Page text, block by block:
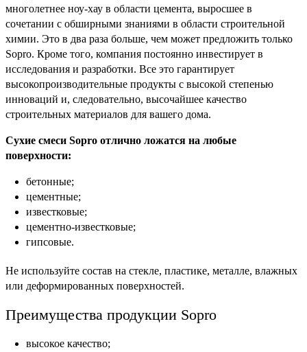
многолетнее ноу-хау в области цемента, выросшее в
сочетании с обширными знаниями в области строительной
химии. Это в два раза больше, чем может предложить только
Sopro. Кроме того, компания постоянно инвестирует в
исследования и разработки. Все это гарантирует
высокопроизводительные продукты с высокой степенью
инноваций и, следовательно, высочайшее качество
строительных материалов для вашего дома.
Сухие смеси Sopro отлично ложатся на любые
поверхности:
бетонные;
цементные;
известковые;
цементно-известковые;
гипсовые.
Не используйте состав на стекле, пластике, металле, влажных
или деформированных поверхностей.
Преимущества продукции Sopro
высокое качество;